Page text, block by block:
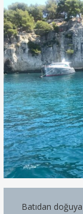
Batıdan